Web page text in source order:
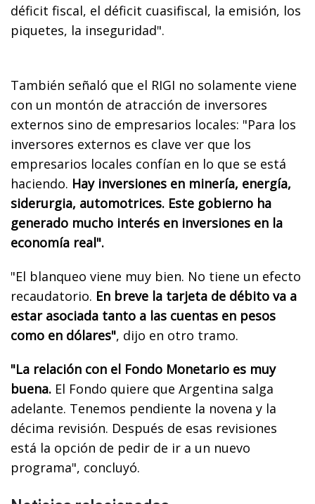
déficit fiscal, el déficit cuasifiscal, la emisión, los
piquetes, la inseguridad".
También señaló que el RIGI no solamente viene
con un montón de atracción de inversores
externos sino de empresarios locales: "Para los
inversores externos es clave ver que los
empresarios locales confían en lo que se está
haciendo. Hay inversiones en minería, energía,
siderurgia, automotrices. Este gobierno ha
generado mucho interés en inversiones en la
economía real".
"El blanqueo viene muy bien. No tiene un efecto
recaudatorio. En breve la tarjeta de débito va a
estar asociada tanto a las cuentas en pesos
como en dólares", dijo en otro tramo.
"La relación con el Fondo Monetario es muy
buena. El Fondo quiere que Argentina salga
adelante. Tenemos pendiente la novena y la
décima revisión. Después de esas revisiones
está la opción de pedir de ir a un nuevo
programa", concluyó.